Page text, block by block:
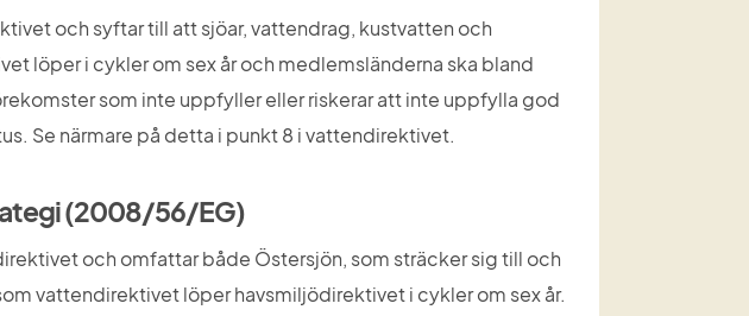
och syftar till att sjöar, vattendrag, kustvatten och
löper i cykler om sex år och medlemsländerna ska bland
som inte uppfyller eller riskerar att inte uppfylla god
Se närmare på detta i punkt 8 i vattendirektivet.
(2008/56/EG)
och omfattar både Östersjön, som sträcker sig till och
vattendirektivet löper havsmiljödirektivet i cykler om sex år.